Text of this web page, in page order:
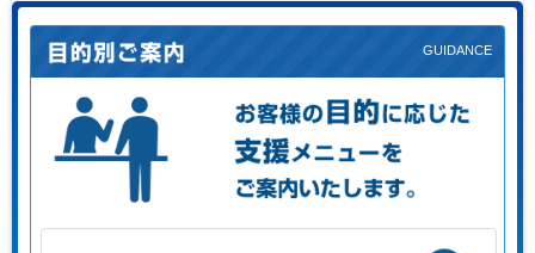
お客様の目的に応じた支援メニューをご案内します。